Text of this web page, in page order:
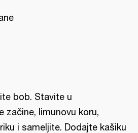
bob. Stavite u
začine, limunovu koru,
i sameljite. Dodajte kašiku